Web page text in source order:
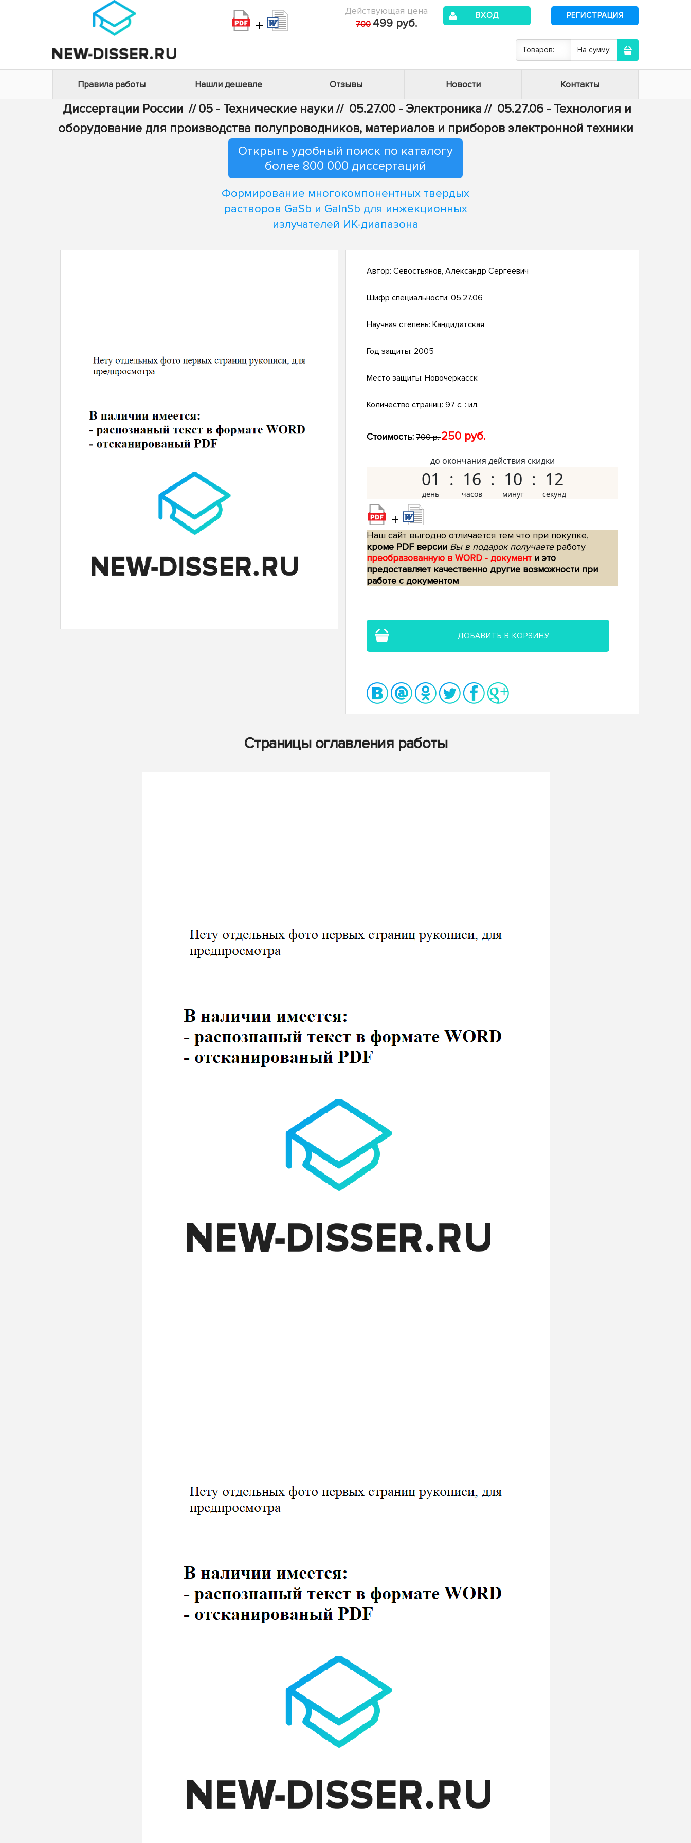
+
Действующая цена
700 499 руб.
ВХОД РЕГИСТРАЦИЯ
Товаров: На сумму:
Правила работы Нашли дешевле Отзывы Новости Контакты
Диссертации России // 05 - Технические науки // 05.27.00 - Электроника // 05.27.06 - Технология и
оборудование для производства полупроводников, материалов и приборов электронной техники
Открыть удобный поиск по каталогу
более 800 000 диссертаций
Формирование многокомпонентных твердых
растворов GaSb и GaInSb для инжекционных
излучателей ИК-диапазона
Автор: Севостьянов, Александр Сергеевич
Шифр специальности: 05.27.06
Научная степень: Кандидатская
Год защиты: 2005
Место защиты: Новочеркасск
Количество страниц: 97 с. : ил.
Стоимость: 700 р.250 руб.
до окончания действия скидки
01 16 10 11
+
Наш сайт выгодно отличается тем что при покупке,
кроме PDF версии Вы в подарок получаетеработу
преобразованную в WORD - документ и это
предоставляет качественно другие возможности при
работе с документом
ДОБАВИТЬ В КОРЗИНУ
Страницы оглавления работы